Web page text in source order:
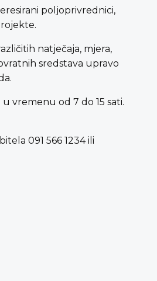
poljoprivrednici,
natječaja, mjera,
sredstava upravo
vremenu od 7 do 15 sati.
091 566 1234 ili